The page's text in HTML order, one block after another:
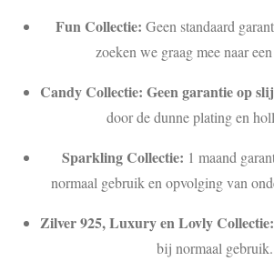
Fun Collectie: Geen standaard
zoeken we graag mee naar
Candy Collectie: Geen garantie op
door de dunne plating en
Sparkling Collectie: 1 maand
normaal gebruik en opvolging van
Zilver 925, Luxury en Lovly Collectie:
bij normaal gebruik.